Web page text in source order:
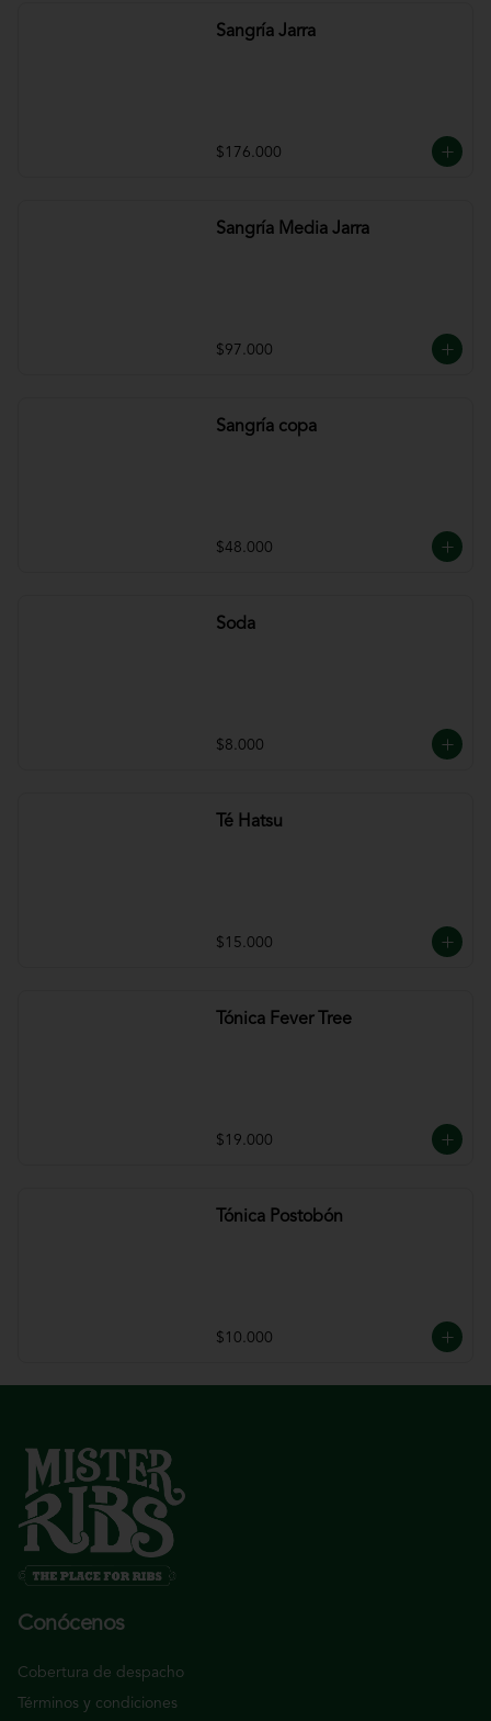
Sangría Jarra
$176.000
Sangría Media Jarra
$97.000
Sangría copa
$48.000
Soda
$8.000
Té Hatsu
$15.000
Tónica Fever Tree
$19.000
Tónica Postobón
$10.000
Conócenos
Cobertura de despacho
Términos y condiciones